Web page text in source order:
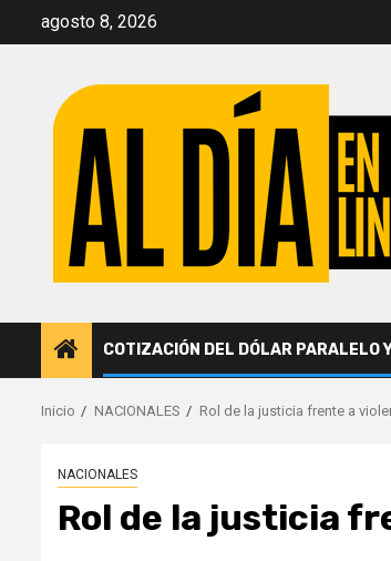
agosto 8, 2026
COTIZACIÓN DEL DÓLAR PARALELO
Inicio NACIONALES Rol de la justicia frente a
NACIONALES
Rol de la justicia